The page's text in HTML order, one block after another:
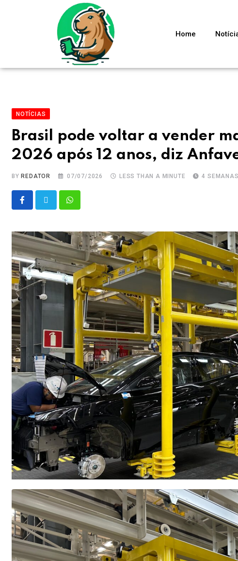
Home
NOTÍCIAS
Brasil pode voltar a vender
2026 após 12 anos, diz
BY REDATOR 07/07/2026 LESS THAN A MINUTE 4